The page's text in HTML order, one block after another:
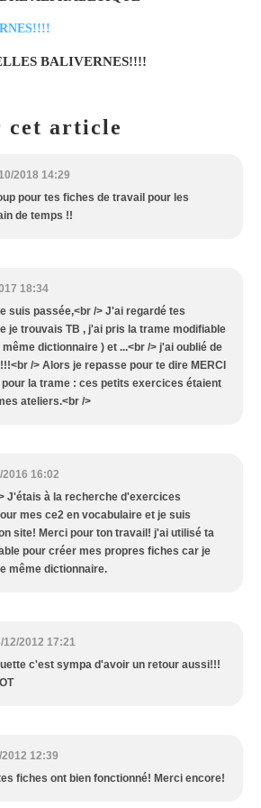
BALIVERNES!!!!
cet article
2018 14:29
pour tes fiches de travail pour les
de temps !!
18:34
suis passée,<br /> J'ai regardé tes
je trouvais TB , j'ai pris la trame modifiable
dictionnaire ) et ...<br /> j'ai oublié de
/> Alors je repasse pour te dire MERCI
la trame : ces petits exercices étaient
ateliers.<br />
2016 16:02
J'étais à la recherche d'exercices
mes ce2 en vocabulaire et je suis
site! Merci pour ton travail! j'ai utilisé ta
pour créer mes propres fiches car je
même dictionnaire.
12/2012 17:21
c'est sympa d'avoir un retour aussi!!!
2012 12:39
fiches ont bien fonctionné! Merci encore!